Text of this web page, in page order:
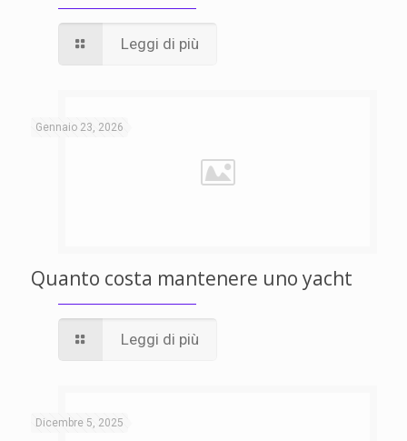
Leggi di più
Gennaio 23, 2026
Quanto costa mantenere uno yacht
Leggi di più
Dicembre 5, 2025